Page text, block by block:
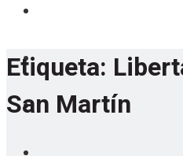
Etiqueta:
San Martín